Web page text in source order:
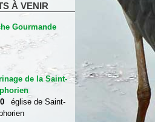
À VENIR
Gourmande
de la Saint-
église de Saint-